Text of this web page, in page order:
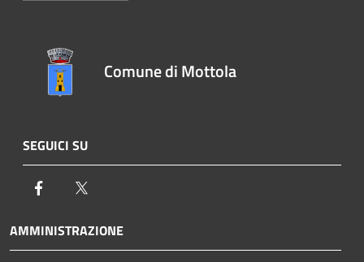
Comune di Mottola
SEGUICI SU
Facebook
AMMINISTRAZIONE